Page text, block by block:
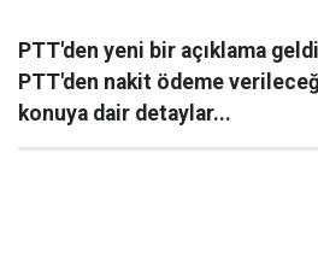
PTT'den yeni bir açıklama
PTT'den nakit ödeme
konuya dair detaylar...